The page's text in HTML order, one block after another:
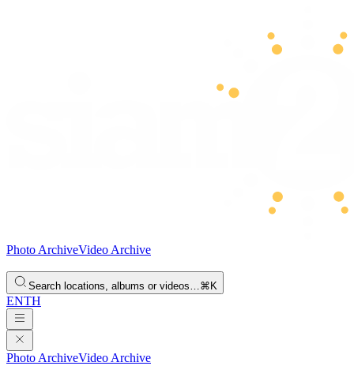
Photo ArchiveVideo Archive
Search locations, albums or videos…⌘K
ENTH
Photo ArchiveVideo Archive